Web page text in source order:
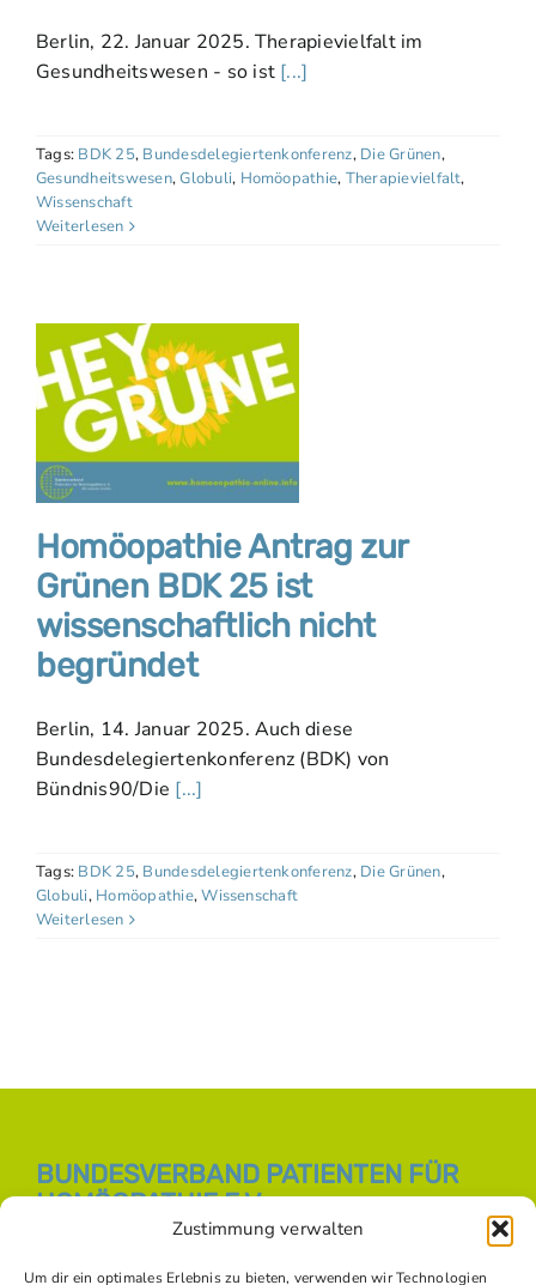
Zustimmung verwalten
Um dir ein optimales Erlebnis zu bieten, verwenden wir Technologien
Berlin, 22. Januar 2025. Therapievielfalt im
Gesundheitswesen - so ist [...]
Tags: BDK 25, Bundesdelegiertenkonferenz, Die Grünen,
Gesundheitswesen,Globuli, Homöopathie, Therapievielfalt,
Wissenschaft
Weiterlesen
Homöopathie Antrag zur
Grünen BDK 25 ist
wissenschaftlich nicht
begründet
Berlin, 14. Januar 2025. Auch diese
Bundesdelegiertenkonferenz (BDK) von
Bündnis90/Die [...]
Tags: BDK 25, Bundesdelegiertenkonferenz, Die Grünen,
Globuli, Homöopathie,Wissenschaft
Weiterlesen
BUNDESVERBAND PATIENTEN FÜR
HOMÖOPATHIE E.V.
E-Mail:
info [at] bph-online.de
Webseite:Homöopathie Online